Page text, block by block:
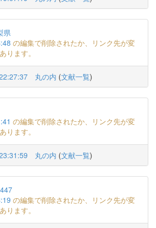
県
の編集で削除されたか、リンク先が変
ります。
丸の内 (文献一覧)
の編集で削除されたか、リンク先が変
ります。
丸の内 (文献一覧)
の編集で削除されたか、リンク先が変
ります。